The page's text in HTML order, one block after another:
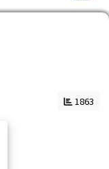
1863